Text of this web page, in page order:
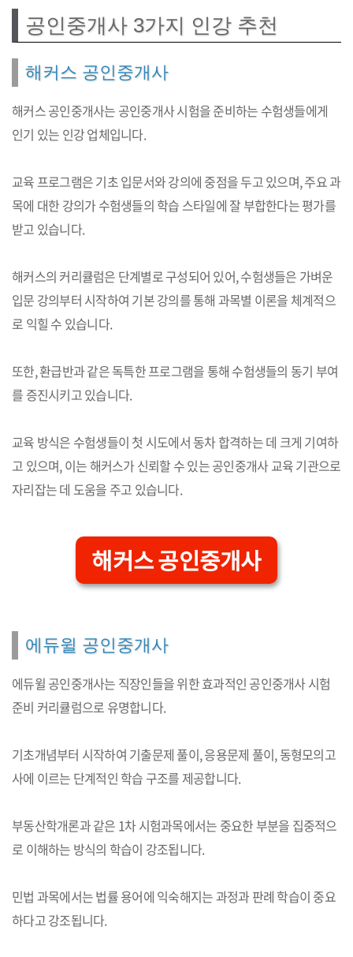
공인중개사 3가지 인강 추천
해커스 공인중개사
해커스 공인중개사는 공인중개사 시험을 준비하는 수험생들에게
인기 있는 인강 업체입니다.
교육 프로그램은 기초 입문서와 강의에 중점을 두고 있으며, 주요 과
목에 대한 강의가 수험생들의 학습 스타일에 잘 부합한다는 평가를
받고 있습니다.
해커스의 커리큘럼은 단계별로 구성되어 있어, 수험생들은 가벼운
입문 강의부터 시작하여 기본 강의를 통해 과목별 이론을 체계적으
로 익힐 수 있습니다.
또한, 환급반과 같은 독특한 프로그램을 통해 수험생들의 동기 부여
를 증진시키고 있습니다.
교육 방식은 수험생들이 첫 시도에서 동차 합격하는 데 크게 기여하
고 있으며, 이는 해커스가 신뢰할 수 있는 공인중개사 교육 기관으로
자리잡는 데 도움을 주고 있습니다.
해커스 공인중개사
에듀윌 공인중개사
에듀윌 공인중개사는 직장인들을 위한 효과적인 공인중개사 시험
준비 커리큘럼으로 유명합니다.
기초개념부터 시작하여 기출문제 풀이, 응용문제 풀이, 동형모의고
사에 이르는 단계적인 학습 구조를 제공합니다.
부동산학개론과 같은 1차 시험과목에서는 중요한 부분을 집중적으
로 이해하는 방식의 학습이 강조됩니다.
민법 과목에서는 법률 용어에 익숙해지는 과정과 판례 학습이 중요
하다고 강조됩니다.